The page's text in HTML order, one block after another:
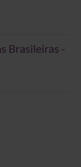
Brasileiras -